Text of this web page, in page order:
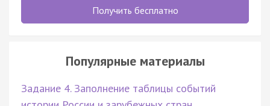
Получить бесплатно
Популярные материалы
Задание 4. Заполнение таблицы событий